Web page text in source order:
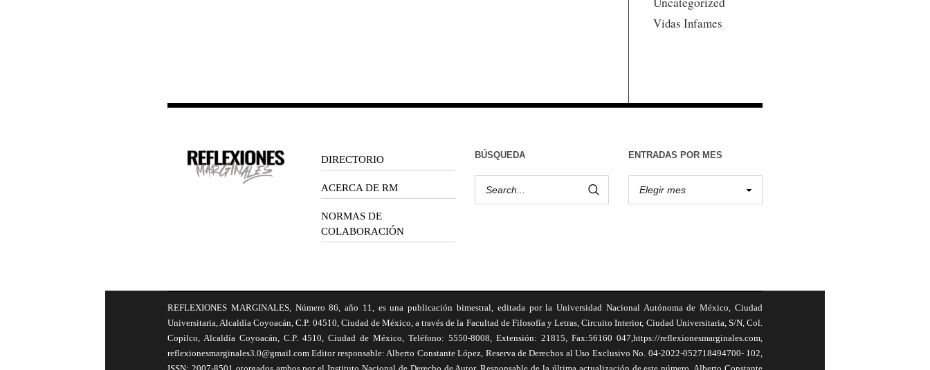
Vidas Infames
DIRECTORIO
ACERCA DE RM
NORMAS DE
COLABORACIÓN
BÚSQUEDA ENTRADAS POR MES
REFLEXIONES MARGINALES, Número 86, año 11, es una publicación bimestral, editada por la Universidad Nacional Autónoma de México, Ciudad
Universitaria, Alcaldía Coyoacán, C.P. 04510, Ciudad de México, a través de la Facultad de Filosofía y Letras, Circuito Interior, Ciudad Universitaria, S/N, Col.
Copilco, Alcaldía Coyoacán, C.P. 4510, Ciudad de México, Teléfono: 5550-8008, Extensión: 21815, Fax:56160 047,https://reflexionesmarginales.com,
reflexionesmarginales3.0@gmail.com Editor responsable: Alberto Constante López, Reserva de Derechos al Uso Exclusivo No. 04-2022-052718494700- 102,